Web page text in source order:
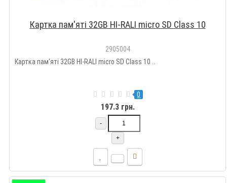
Картка пам'яті 32GB HI-RALI micro SD Class 10
2905004
Картка пам'яті 32GB HI-RALI micro SD Class 10 ..
0
197.3 грн.
-
+